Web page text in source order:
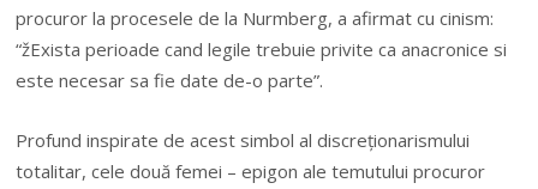
procuror la procesele de la Nurmberg, a afirmat cu cinism:
“žExista perioade cand legile trebuie privite ca anacronice si
este necesar sa fie date de-o parte”.
Profund inspirate de acest simbol al discreționarismului
totalitar, cele două femei – epigon ale temutului procuror